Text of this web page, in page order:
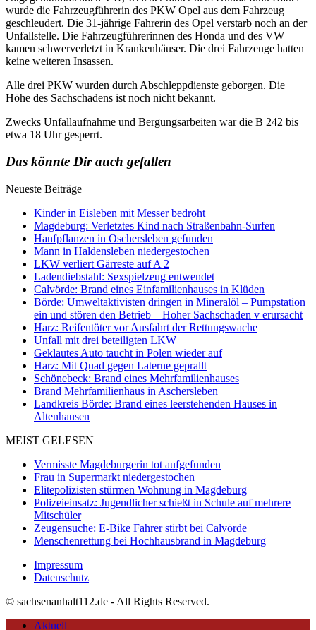
wurde die Fahrzeugführerin des PKW Opel aus dem Fahrzeug
geschleudert. Die 31-jährige Fahrerin des Opel verstarb noch an der
Unfallstelle. Die Fahrzeugführerinnen des Honda und des VW
kamen schwerverletzt in Krankenhäuser. Die drei Fahrzeuge hatten
keine weiteren Insassen.
Alle drei PKW wurden durch Abschleppdienste geborgen. Die
Höhe des Sachschadens ist noch nicht bekannt.
Zwecks Unfallaufnahme und Bergungsarbeiten war die B 242 bis
etwa 18 Uhr gesperrt.
Das könnte Dir auch gefallen
Neueste Beiträge
Kinder in Eisleben mit Messer bedroht
Magdeburg: Verletztes Kind nach Straßenbahn-Surfen
Hanfpflanzen in Oschersleben gefunden
Mann in Haldensleben niedergestochen
LKW verliert Gärreste auf A 2
Ladendiebstahl: Sexspielzeug entwendet
Calvörde: Brand eines Einfamilienhauses in Klüden
Börde: Umweltaktivisten dringen in Mineralöl – Pumpstation
ein und stören den Betrieb – Hoher Sachschaden v erursacht
Harz: Reifentöter vor Ausfahrt der Rettungswache
Unfall mit drei beteiligten LKW
Geklautes Auto taucht in Polen wieder auf
Harz: Mit Quad gegen Laterne geprallt
Schönebeck: Brand eines Mehrfamilienhauses
Brand Mehrfamilienhaus in Aschersleben
Landkreis Börde: Brand eines leerstehenden Hauses in
Altenhausen
MEIST GELESEN
Vermisste Magdeburgerin tot aufgefunden
Frau in Supermarkt niedergestochen
Elitepolizisten stürmen Wohnung in Magdeburg
Polizeieinsatz: Jugendlicher schießt in Schule auf mehrere
Mitschüler
Zeugensuche: E-Bike Fahrer stirbt bei Calvörde
Menschenrettung bei Hochhausbrand in Magdeburg
Impressum
Datenschutz
© sachsenanhalt112.de - All Rights Reserved.
Aktuell